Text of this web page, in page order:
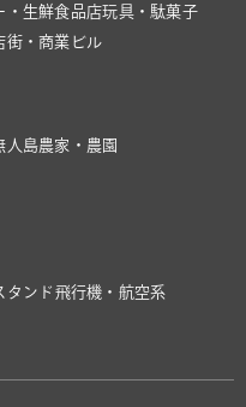
・生鮮食品店玩具・駄菓子
街・商業ビル
人島農家・農園
タンド 飛行機・航空系